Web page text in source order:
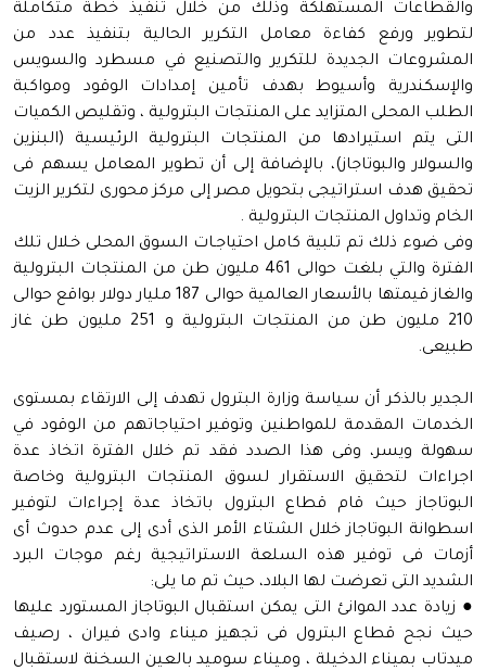
والقطاعات المستهلكة وذلك من خلال تنفيذ خطة متكاملة
لتطوير ورفع كفاءة معامل التكرير الحالية بتنفيذ عدد من
المشروعات الجديدة للتكرير والتصنيع في مسطرد والسويس
والإسكندرية وأسيوط بهدف تأمين إمدادات الوقود ومواكبة
الطلب المحلى المتزايد على المنتجات البترولية ، وتقليص الكميات
التى يتم استيرادها من المنتجات البترولية الرئيسية (البنزين
والسولار والبوتاجاز)، بالإضافة إلى أن تطوير المعامل يسهم فى
تحقيق هدف استراتيجى بتحويل مصر إلى مركز محورى لتكرير الزيت
الخام وتداول المنتجات البترولية .
وفى ضوء ذلك تم تلبية كامل احتياجـات السوق المحلى خـلال تلك
الفترة والتي بلغت حوالى 461 مليون طن من المنتجات البترولية
والغاز قيمتها بالأسعار العالمية حوالى 187 مليار دولار بواقع حوالى
210 مليون طن من المنتجات البترولية و 251 مليون طن غاز
طبيعى.
الجدير بالذكر أن سياسة وزارة البترول تهدف إلى الارتقاء بمستوى
الخدمات المقدمة للمواطنين وتوفير احتياجاتهم من الوقود في
سهولة ويسر، وفى هذا الصدد فقد تم خلال الفترة اتخاذ عدة
اجراءات لتحقيق الاستقرار لسوق المنتجات البترولية وخاصة
البوتاجاز حيث قام قطاع البترول باتخاذ عدة إجراءات لتوفير
اسطوانة البوتاجاز خلال الشتاء الأمر الذى أدى إلى عدم حدوث أى
أزمات فى توفير هذه السلعة الاستراتيجية رغم موجات البرد
الشديد التى تعرضت لها البلاد، حيث تم ما يلى:
● زيادة عدد الموانئ التى يمكن استقبال البوتاجاز المستورد عليها
حيث نجح قطاع البترول فى تجهيز ميناء وادى فيران ، رصيف
ميدتاب بميناء الدخيلة ، وميناء سوميد بالعين السخنة لاستقبال